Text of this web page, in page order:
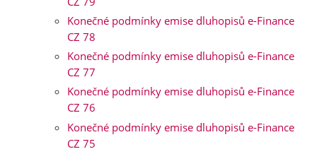
Konečné podmínky emise dluhopisů e-Finance
CZ 78
Konečné podmínky emise dluhopisů e-Finance
CZ 77
Konečné podmínky emise dluhopisů e-Finance
CZ 76
Konečné podmínky emise dluhopisů e-Finance
CZ 75